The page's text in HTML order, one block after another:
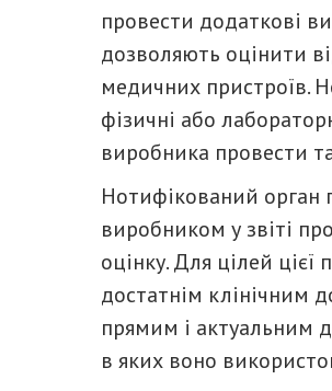
провести додаткові
дозволяють оцінити
медичних пристроїв.
фізичні або
виробника провести
Нотифікований орган
виробником у звіті
оцінку. Для цілей
достатнім клінічним
прямим і актуальним
в яких воно